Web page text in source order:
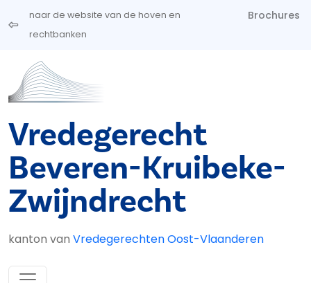
Overslaan en naar de inhoud gaan
naar de website van de hoven en
rechtbanken
Brochures
Vredegerecht
Beveren-Kruibeke-
Zwijndrecht
kanton van Vredegerechten Oost-Vlaanderen